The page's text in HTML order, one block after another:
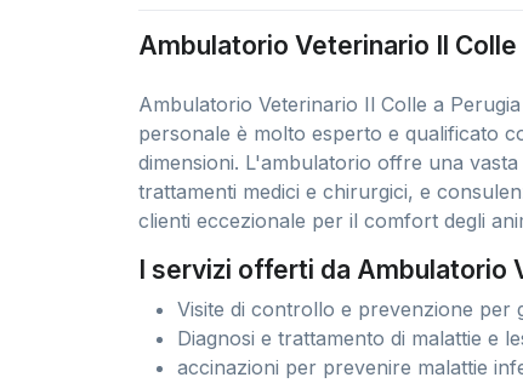
Ambulatorio Veterinario Il Colle
Ambulatorio Veterinario Il Colle a
personale è molto esperto e qualificato
dimensioni. L'ambulatorio offre una
trattamenti medici e chirurgici, e
clienti eccezionale per il comfort degli
I servizi offerti da Ambulatorio
Visite di controllo e prevenzione per
Diagnosi e trattamento di malattie e
accinazioni per prevenire malattie